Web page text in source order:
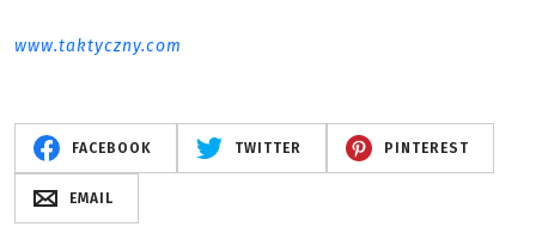
www.taktyczny.com
FACEBOOK TWITTER PINTEREST
EMAIL